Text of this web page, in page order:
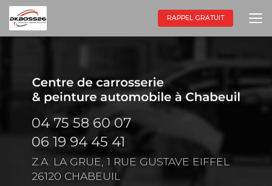
Aller
au
contenu
principal
RAPPEL GRATUIT
04 75 58 60 07
06 19 94 45 41
Z.A. LA GRUE, 1 RUE GUSTAVE EIFFEL
26120 CHABEUIL